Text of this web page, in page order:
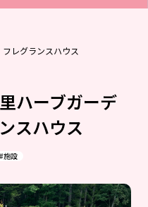
レグランスハウス
ハーブガーデ
スハウス
#施設